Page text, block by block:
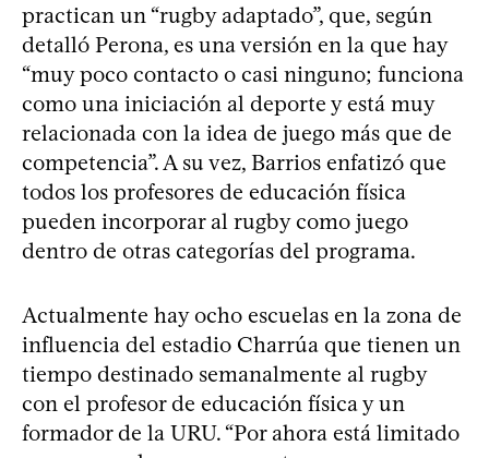
practican un “rugby adaptado”, que, según
detalló Perona, es una versión en la que hay
“muy poco contacto o casi ninguno; funciona
como una iniciación al deporte y está muy
relacionada con la idea de juego más que de
competencia”. A su vez, Barrios enfatizó que
todos los profesores de educación física
pueden incorporar al rugby como juego
dentro de otras categorías del programa.
Actualmente hay ocho escuelas en la zona de
influencia del estadio Charrúa que tienen un
tiempo destinado semanalmente al rugby
con el profesor de educación física y un
formador de la URU. “Por ahora está limitado